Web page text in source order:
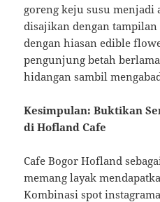
goreng keju susu menjadi
disajikan dengan
dengan hiasan edible
pengunjung betah
hidangan sambil
Kesimpulan: Buktikan
di Hofland Cafe
Cafe Bogor Hofland
memang layak
Kombinasi spot